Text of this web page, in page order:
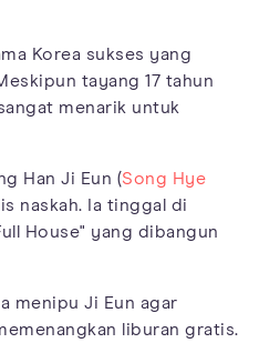
Korea sukses yang
tayang 17 tahun
menarik untuk
Han Ji Eun (Song Hye
naskah. Ia tinggal di
House" yang dibangun
menipu Ji Eun agar
liburan gratis.